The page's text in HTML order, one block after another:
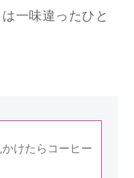
一味違ったひと
けたらコーヒー